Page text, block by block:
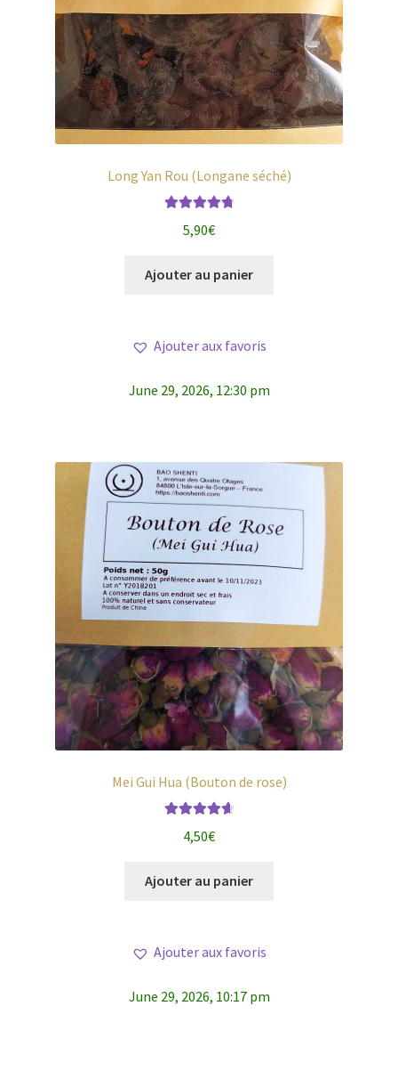
Long Yan Rou (Longane séché)
sur 5
5,90€
Ajouter au panier
Ajouter aux favoris
June 29, 2026, 12:30 pm
Mei Gui Hua (Bouton de rose)
sur 5
4,50€
Ajouter au panier
Ajouter aux favoris
June 29, 2026, 10:17 pm